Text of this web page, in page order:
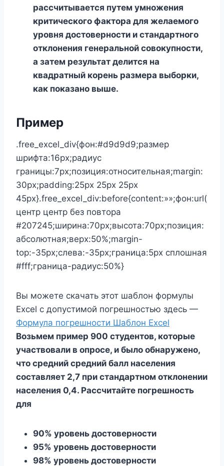
рассчитывается путем умножения
критического фактора для желаемого
уровня достоверности и стандартного
отклонения генеральной совокупности,
а затем результат делится на
квадратный корень размера выборки,
как показано выше.
Пример
.free_excel_div{фон:#d9d9d9;размер
шрифта:16px;радиус
границы:7px;позиция:относительная;margin:
30px;padding:25px 25px 25px
45px}.free_excel_div:before{content:»»;фон:url(
центр центр без повтора
#207245;ширина:70px;высота:70px;позиция:
абсолютная;верх:50%;margin-
top:-35px;слева:-35px;граница:5px сплошная
#fff;граница-радиус:50%}
Вы можете скачать этот шаблон формулы
Excel с допустимой погрешностью здесь —
Формула погрешности Шаблон Excel
Возьмем пример 900 студентов, которые
участвовали в опросе, и было обнаружено,
что средний средний балл населения
составляет 2,7 при стандартном отклонении
населения 0,4. Рассчитайте погрешность
для
90% уровень достоверности
95% уровень достоверности
98% уровень достоверности